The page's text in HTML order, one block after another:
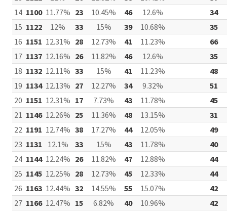
14 1100 11.77% 23 10.45% 46 12.6%
34
15 1122 12% 33 15% 39 10.68%
35
16 1151 12.31% 28 12.73% 41 11.23%
66
17 1137 12.16% 26 11.82% 46 12.6%
35
18 1132 12.11% 33 15% 41 11.23%
48
19 1134 12.13% 27 12.27% 34 9.32%
51
20 1151 12.31% 17 7.73% 43 11.78%
45
21 1146 12.26% 25 11.36% 48 13.15%
31
22 1191 12.74% 38 17.27% 44 12.05%
49
23 1131 12.1% 33 15% 43 11.78%
40
24 1144 12.24% 26 11.82% 47 12.88%
44
25 1145 12.25% 28 12.73% 45 12.33%
44
26 1163 12.44% 32 14.55% 55 15.07%
42
27 1166 12.47% 15 6.82% 40 10.96%
42